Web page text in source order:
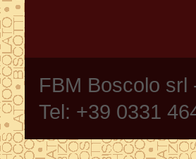
FBM Boscolo srl
Tel: +39 0331